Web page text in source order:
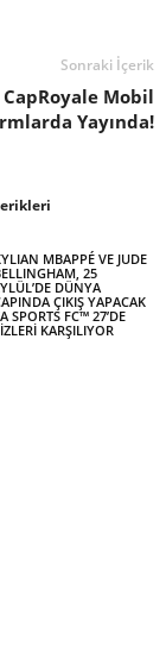
Sonraki İçerik
CapRoyale Mobil
Yayında!
MBAPPÉ VE JUDE
25
DÜNYA
ÇIKIŞ YAPACAK
SPORTS FC™ 27’DE
KARŞILIYOR